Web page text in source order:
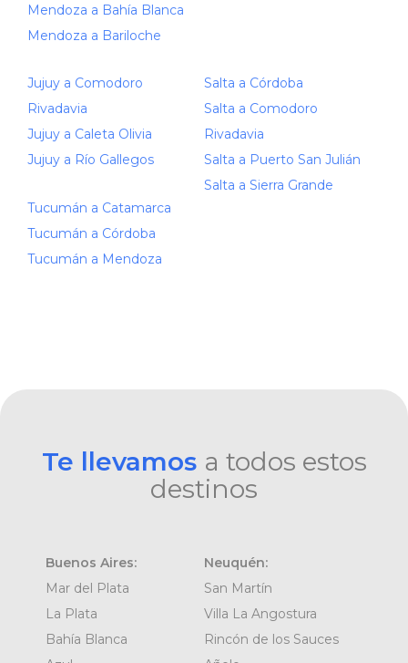
Mendoza a Bahía Blanca
Mendoza a Bariloche
Jujuy a Comodoro
Rivadavia
Jujuy a Caleta Olivia
Jujuy a Río Gallegos
Tucumán a Catamarca
Tucumán a Córdoba
Tucumán a Mendoza
Salta a Córdoba
Salta a Comodoro
Rivadavia
Salta a Puerto San Julián
Salta a Sierra Grande
Te llevamos a todos estos
destinos
Buenos Aires:
Mar del Plata
La Plata
Bahía Blanca
Neuquén:
San Martín
Villa La Angostura
Rincón de los Sauces